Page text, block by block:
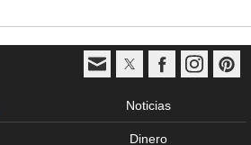
Noticias
Dinero